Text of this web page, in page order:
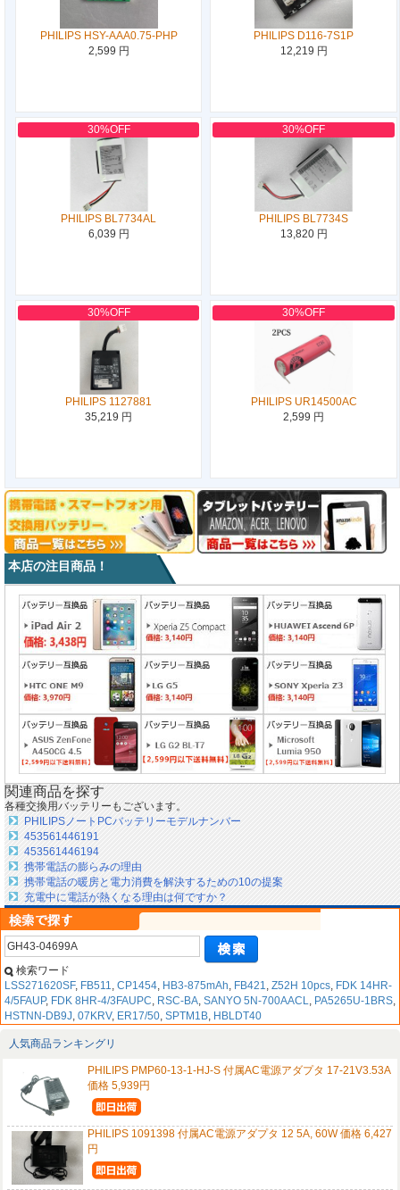
PHILIPS HSY-AAA0.75-PHP
2,599 円
PHILIPS D116-7S1P
12,219 円
30%OFF
PHILIPS BL7734AL
6,039 円
30%OFF
PHILIPS BL7734S
13,820 円
30%OFF
PHILIPS 1127881
35,219 円
30%OFF
PHILIPS UR14500AC
2,599 円
本店の注目商品！
関連商品を探す
各種交換用バッテリーもございます。
PHILIPSノートPCバッテリーモデルナンバー
453561446191
453561446194
携帯電話の膨らみの理由
携帯電話の暖房と電力消費を解決するための10の提案
充電中に電話が熱くなる理由は何ですか？
検索ワード
LSS271620SF, FB511, CP1454, HB3-875mAh, FB421, Z52H 10pcs, FDK 14HR-
4/5FAUP, FDK 8HR-4/3FAUPC, RSC-BA, SANYO 5N-700AACL, PA5265U-1BRS,
HSTNN-DB9J, 07KRV, ER17/50, SPTM1B, HBLDT40
人気商品ランキングリ
PHILIPS PMP60-13-1-HJ-S 付属AC電源アダプタ 17-21V3.53A
価格 5,939円
PHILIPS 1091398 付属AC電源アダプタ 12 5A, 60W 価格 6,427
円